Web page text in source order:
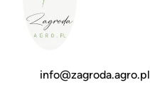
info@zagroda.agro.pl